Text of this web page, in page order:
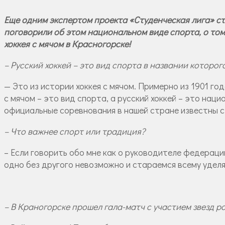
Еще одним экспертом проекта «Студенческая лига»
поговорили об этом национальном виде спорта, о
хоккея с мячом в Красногорске!
– Русский хоккей – это вид спорта в названии
— Это из истории хоккея с мячом. Примерно из 1901
с мячом – это вид спорта, а русский хоккей – это
официальные соревнования в нашей стране известны
– Что важнее спорт или традиция?
– Если говорить обо мне как о руководителе
одно без другого невозможно и стараемся всему
– В Краногорске прошел гала-матч с участием